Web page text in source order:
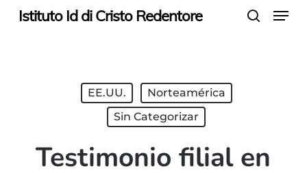
SkipIstituto Id di Cristo Redentore Menu
EE.UU.
Norteamérica
Sin Categorizar
Testimonio filial en